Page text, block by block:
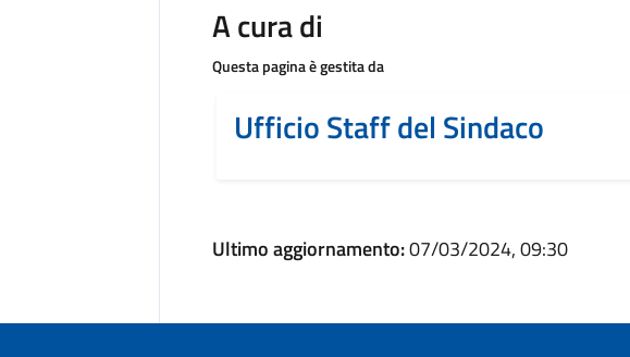
A cura di
Questa pagina è gestita da
Ufficio Staff del Sindaco
Ultimo aggiornamento:07/03/2024, 09:30